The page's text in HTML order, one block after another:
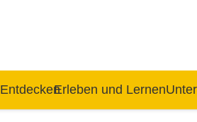
EntdeckenErleben und Lernen